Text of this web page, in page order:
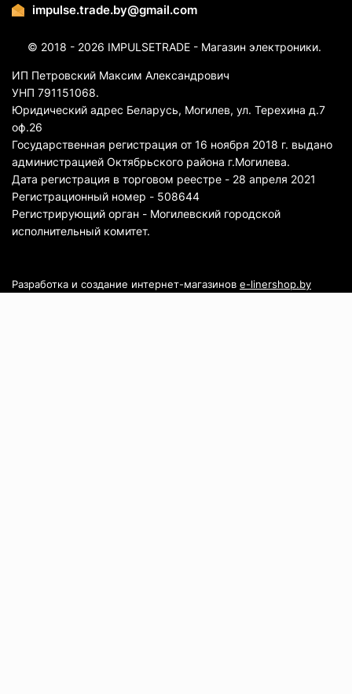
impulse.trade.by@gmail.com
© 2018 - 2026 IMPULSETRADE - Магазин электроники.
ИП Петровский Максим Александрович
УНП 791151068.
Юридический адрес Беларусь, Могилев, ул. Терехина д.7
оф.26
Государственная регистрация от 16 ноября 2018 г. выдано
администрацией Октябрьского района г.Могилева.
Дата регистрация в торговом реестре - 28 апреля 2021
Регистрационный номер - 508644
Регистрирующий орган - Могилевский городской
исполнительный комитет.
Разработка и создание интернет-магазинов e-linershop.by